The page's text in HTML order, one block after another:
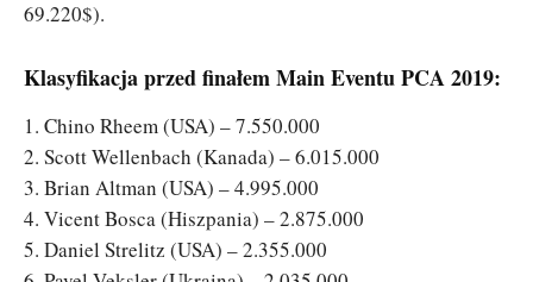
69.220$).
Klasyfikacja przed finałem Main Eventu PCA 2019:
1. Chino Rheem (USA) – 7.550.000
2. Scott Wellenbach (Kanada) – 6.015.000
3. Brian Altman (USA) – 4.995.000
4. Vicent Bosca (Hiszpania) – 2.875.000
5. Daniel Strelitz (USA) – 2.355.000